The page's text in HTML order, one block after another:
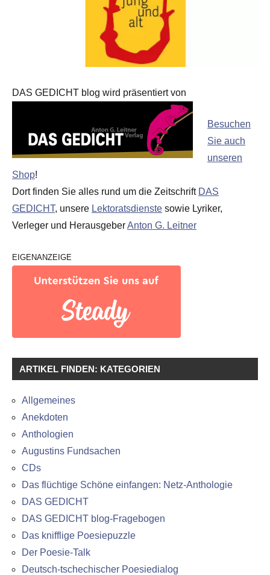
DAS GEDICHT blog wird präsentiert von
Besuchen
Sie auch
unseren
Shop!
Dort finden Sie alles rund um die Zeitschrift DAS
GEDICHT, unsere Lektoratsdienste sowie Lyriker,
Verleger und HerausgeberAnton G. Leitner
EIGENANZEIGE
ARTIKEL FINDEN: KATEGORIEN
Allgemeines
Anekdoten
Anthologien
Augustins Fundsachen
CDs
Das flüchtige Schöne einfangen: Netz-Anthologie
DAS GEDICHT
DAS GEDICHT blog-Fragebogen
Das knifflige Poesiepuzzle
Der Poesie-Talk
Deutsch-tschechischer Poesiedialog